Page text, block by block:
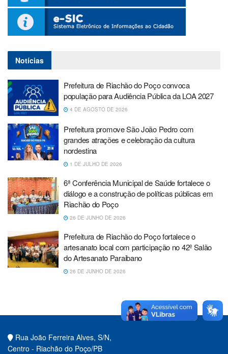
Notícias
Prefeitura de Riachão do Poço convoca
população para Audiência Pública da LOA 2027
4 DE AGOSTO DE 2026
Prefeitura promove São João Pedro com
grandes atrações e celebração da cultura
nordestina
1 DE JULHO DE 2026
6ª Conferência Municipal de Saúde fortalece o
diálogo e a construção de políticas públicas em
Riachão do Poço
26 DE JUNHO DE 2026
Prefeitura de Riachão do Poço fortalece o
artesanato local com participação no 42º Salão
do Artesanato Paraibano
26 DE JUNHO DE 2026
Rua João Ferreira Alves, S/N,
Centro - Riachão do Poço/PB